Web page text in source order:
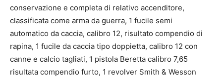
conservazione e completa di relativo accenditore,
classificata come arma da guerra, 1 fucile semi
automatico da caccia, calibro 12, risultato compendio di
rapina, 1 fucile da caccia tipo doppietta, calibro 12 con
canne e calcio tagliati, 1 pistola Beretta calibro 7,65
risultata compendio furto, 1 revolver Smith & Wesson